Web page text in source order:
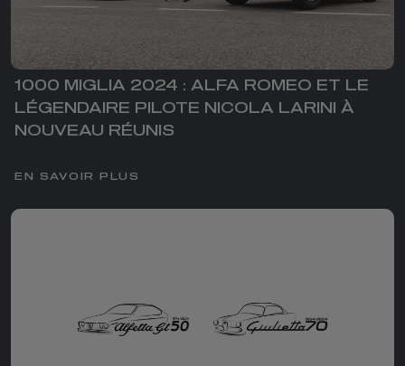
1000 MIGLIA 2024 : ALFA ROMEO ET LE
LÉGENDAIRE PILOTE NICOLA LARINI À
NOUVEAU RÉUNIS
EN SAVOIR PLUS